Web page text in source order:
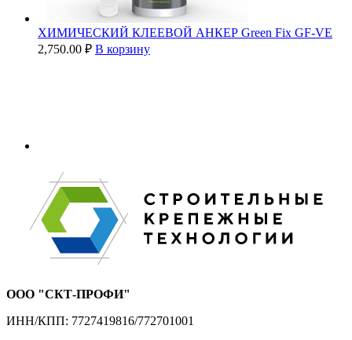
ХИМИЧЕСКИЙ КЛЕЕВОЙ АНКЕР Green Fix GF-VE
2,750.00 ₽ В корзину
ООО "СКТ-ПРОФИ"
ИНН/КПП: 7727419816/772701001